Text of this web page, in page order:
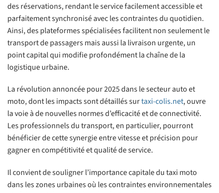
des réservations, rendant le service facilement accessible et
parfaitement synchronisé avec les contraintes du quotidien.
Ainsi, des plateformes spécialisées facilitent non seulement le
transport de passagers mais aussi la livraison urgente, un
point capital qui modifie profondément la chaîne de la
logistique urbaine.
La révolution annoncée pour 2025 dans le secteur auto et
moto, dont les impacts sont détaillés surtaxi-colis.net, ouvre
la voie à de nouvelles normes d’efficacité et de connectivité.
Les professionnels du transport, en particulier, pourront
bénéficier de cette synergie entre vitesse et précision pour
gagner en compétitivité et qualité de service.
Il convient de souligner l’importance capitale du taxi moto
dans les zones urbaines où les contraintes environnementales